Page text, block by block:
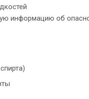
информацию об